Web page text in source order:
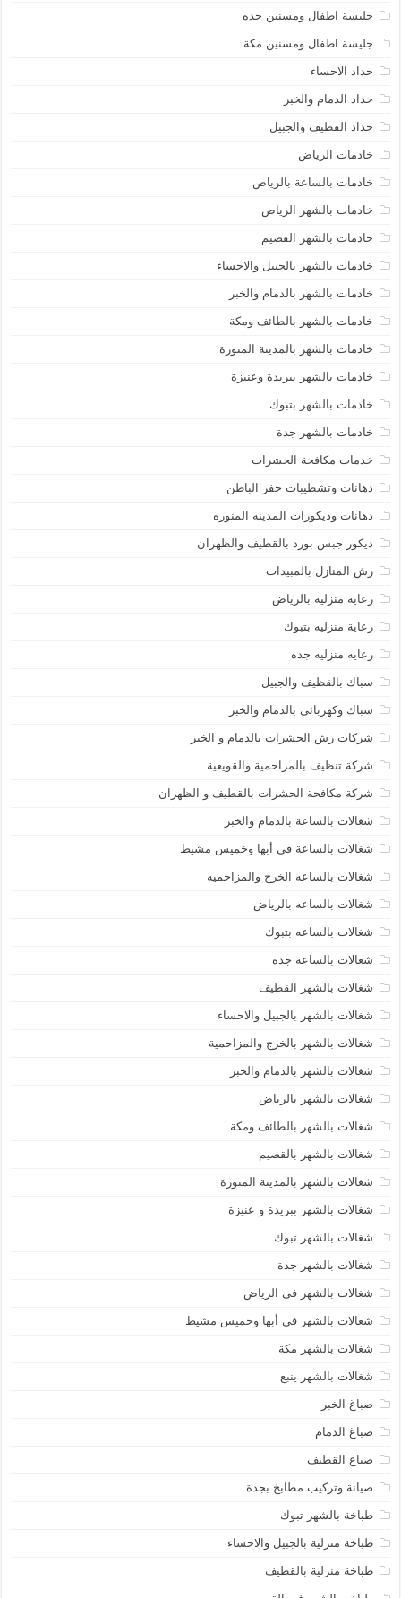
جليسة اطفال ومسنين جده
جليسة اطفال ومسنين مكة
حداد الاحساء
حداد الدمام والخبر
حداد القطيف والجبيل
خادمات الرياض
خادمات بالساعة بالرياض
خادمات بالشهر الرياض
خادمات بالشهر القصيم
خادمات بالشهر بالجبيل والاحساء
خادمات بالشهر بالدمام والخبر
خادمات بالشهر بالطائف ومكة
خادمات بالشهر بالمدينة المنورة
خادمات بالشهر ببريدة وعنيزة
خادمات بالشهر بتبوك
خادمات بالشهر جدة
خدمات مكافحة الحشرات
دهانات وتشطيبات حفر الباطن
دهانات وديكورات المدينه المنوره
ديكور جبس بورد بالقطيف والظهران
رش المنازل بالمبيدات
رعاية منزليه بالرياض
رعاية منزليه بتبوك
رعايه منزليه جده
سباك بالقظيف والجبيل
سباك وكهربائى بالدمام والخبر
شركات رش الحشرات بالدمام و الخبر
شركة تنظيف بالمزاحمية والقويعية
شركة مكافحة الحشرات بالقطيف و الظهران
شغالات بالساعة بالدمام والخبر
شغالات بالساعة في أبها وخميس مشيط
شغالات بالساعه الخرج والمزاحميه
شغالات بالساعه بالرياض
شغالات بالساعه بتبوك
شغالات بالساعه جدة
شغالات بالشهر القطيف
شغالات بالشهر بالجبيل والاحساء
شغالات بالشهر بالخرج والمزاحمية
شغالات بالشهر بالدمام والخبر
شغالات بالشهر بالرياض
شغالات بالشهر بالطائف ومكة
شغالات بالشهر بالقصيم
شغالات بالشهر بالمدينة المنورة
شغالات بالشهر ببريدة و عنيزة
شغالات بالشهر تبوك
شغالات بالشهر جدة
شغالات بالشهر فى الرياض
شغالات بالشهر في أبها وخميس مشيط
شغالات بالشهر مكة
شغالات بالشهر ينبع
صباغ الخبر
صباغ الدمام
صباغ القطيف
صيانة وتركيب مطابخ بجدة
طباخة بالشهر تبوك
طباخة منزلية بالجبيل والاحساء
طباخة منزلية بالقطيف